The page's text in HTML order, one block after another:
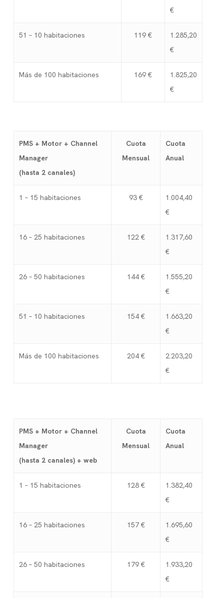
€
51 – 10 habitaciones 119 €
1.285,20
€
Más de 100 habitaciones 169 €
1.825,20
€
PMS + Motor + Channel
Manager
(hasta 2 canales)
Cuota
Mensual
Cuota
Anual
1 – 15 habitaciones 93 €
1.004,40
€
16 – 25 habitaciones 122 €
1.317,60
€
26 – 50 habitaciones 144 €
1.555,20
€
51 – 10 habitaciones 154 €
1.663,20
€
Más de 100 habitaciones 204 €
2.203,20
€
PMS + Motor + Channel
Manager
(hasta 2 canales) + web
Cuota
Mensual
Cuota
Anual
1 – 15 habitaciones 128 €
1.382,40
€
16 – 25 habitaciones 157 €
1.695,60
€
26 – 50 habitaciones 179 €
1.933,20
€